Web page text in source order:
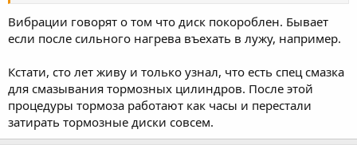
Вибрации говорят о том что диск покороблен. Бывает
если после сильного нагрева въехать в лужу, например.
Кстати, сто лет живу и только узнал, что есть спец смазка
для смазывания тормозных цилиндров. После этой
процедуры тормоза работают как часы и перестали
затирать тормозные диски совсем.